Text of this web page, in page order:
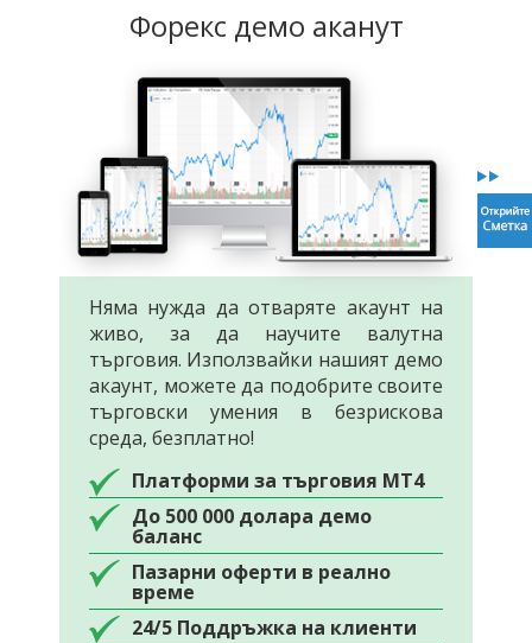
Форекс демо аканут
Няма нужда да отваряте акаунт на
живо, за да научите валутна
търговия. Използвайки нашият демо
акаунт, можете да подобрите своите
търговски умения в безрискова
среда, безплатно!
Платформи за търговия MT4
До 500 000 долара демо
баланс
Пазарни оферти в реално
време
24/5 Поддръжка на клиенти